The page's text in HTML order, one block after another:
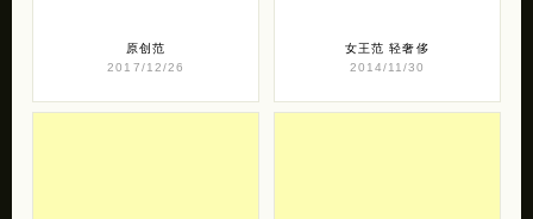
原创范
2017/12/26
女王范 轻奢侈
2014/11/30